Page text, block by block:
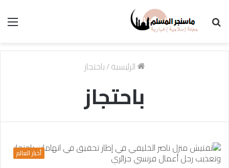
الرئيسية/باحتجاز
باحتجاز
أخبار العالم